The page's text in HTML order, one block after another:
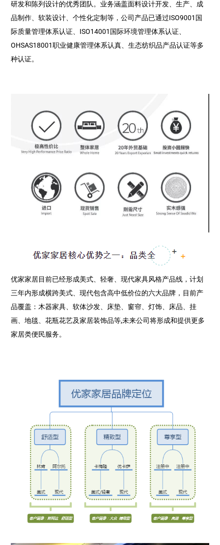
研发和陈列设计的优秀团队。业务涵盖面料设计开发、生产、成
品制作、软装设计、个性化定制等，公司产品已通过ISO9001国
际质量管理体系认证、ISO14001国际环境管理体系认证、
OHSAS18001职业健康管理体系认真、生态纺织品产品认证等多
种认证。
优家家居目前已经形成美式、轻奢、现代家具风格产品线，计划
三年内形成横跨美式、现代包含高中低价位的六大品牌，目前产
品覆盖：木器家具、软体沙发、床垫、窗帘、灯饰、床品、挂
画、地毯、花瓶花艺及家居装饰品等,未来公司将形成和提供更多
家居类便民服务。